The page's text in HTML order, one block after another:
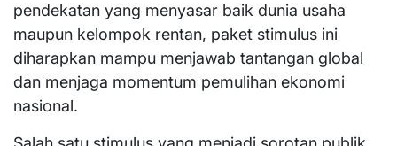
pendekatan yang menyasar baik dunia usaha
maupun kelompok rentan, paket stimulus ini
diharapkan mampu menjawab tantangan global
dan menjaga momentum pemulihan ekonomi
nasional.